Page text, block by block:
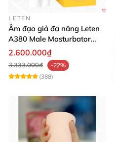
LETEN
Âm đạo giả đa năng Leten
A380 Male Masturbator
Version 4 rung bú sục đa
2.600.000₫
3.333.000₫
-22%
(388)